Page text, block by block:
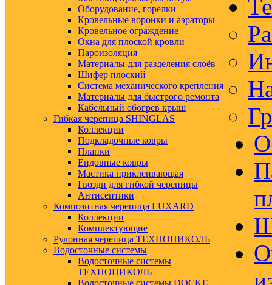
Оборудование, горелки
Кровельные воронки и аэраторы
Кровельное ограждение
Окна для плоской кровли
Пароизоляция
Материалы для разделения слоёв
Шифер плоский
Система механического крепления
Материалы для быстрого ремонта
Кабельный обогрев крыш
Гибкая черепица SHINGLAS
Коллекции
Подкладочные ковры
Планки
Ендовные ковры
Мастика приклеивающая
Гвозди для гибкой черепицы
Антисептики
Композитная черепица LUXARD
Коллекции
Комплектующие
Рулонная черепица ТЕХНОНИКОЛЬ
Водосточные системы
Водосточные системы
ТЕХНОНИКОЛЬ
Водосточные системы DOCKE